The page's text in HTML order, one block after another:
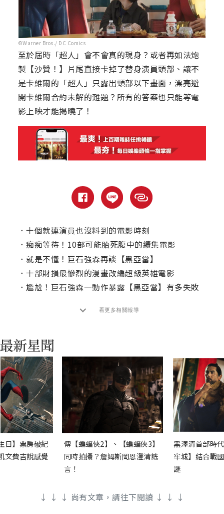
©Warner Bros./ DC Comics
至於屆時「超人」會不會真的現身？或者再如法炮
製【沙贊！】片尾直接卡掉了替身演員頭部、讓不
是卡維爾的「超人」只露出頸部以下畫面，漂亮避
開卡維爾合約未解的難題？所有的答案也只能等電
影上映才能揭曉了！
． 十個就連演員也沒料到的電影時刻
． 痴痴等待！10部可能胎死腹中的續集電影
． 就是不懂！巨石強森再談【黑亞當】
． 十部財損最慘烈的漫畫改編超級英雄電影
． 尷尬！巨石強森一動作暴露【黑亞當】有多失敗
看更多相關報導
日】票房破紀
文費吉說感覺
傳【蝙蝠俠2】、【蝙蝠俠3】
同時拍攝？詹姆斯岡恩澄清謠
言！
黑澤清首部時
牢城】結合戰
謎
↓ ↓ ↓ 尚有文章，請往下閱讀 ↓ ↓ ↓